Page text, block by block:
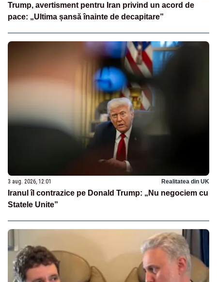
Trump, avertisment pentru Iran privind un acord de
pace: „Ultima șansă înainte de decapitare”
3 aug. 2026, 12:01 Realitatea din UK
Iranul îl contrazice pe Donald Trump: „Nu negociem cu
Statele Unite”